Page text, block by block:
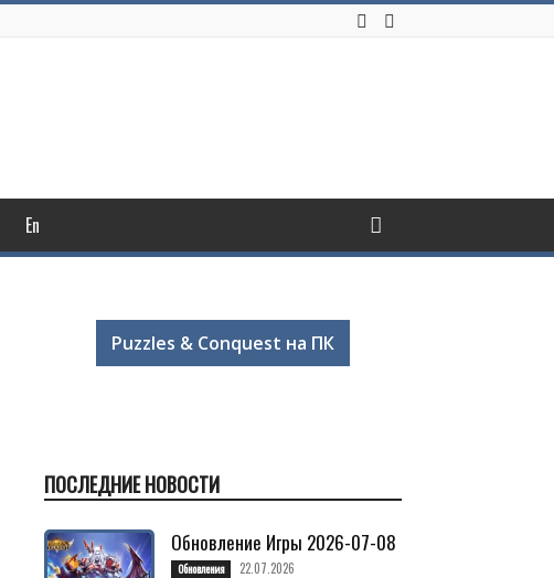
En
Puzzles & Conquest на ПК
ПОСЛЕДНИЕ НОВОСТИ
Обновление Игры 2026-07-08
Обновления 22.07.2026